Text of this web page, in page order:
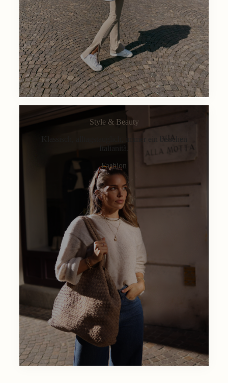
Style & Beauty
Klassisch, alltagstauglich, immer ein bisschen
Italianità.
Fashion